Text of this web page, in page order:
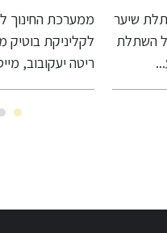
הכירו את
"LASERITA - לייזר
ריטה" שמביאה את
ממערכת החינוך לגיל הרך
לקליניקת בוטיק מובילה:
ריטה יעקובוב, מייסדת...